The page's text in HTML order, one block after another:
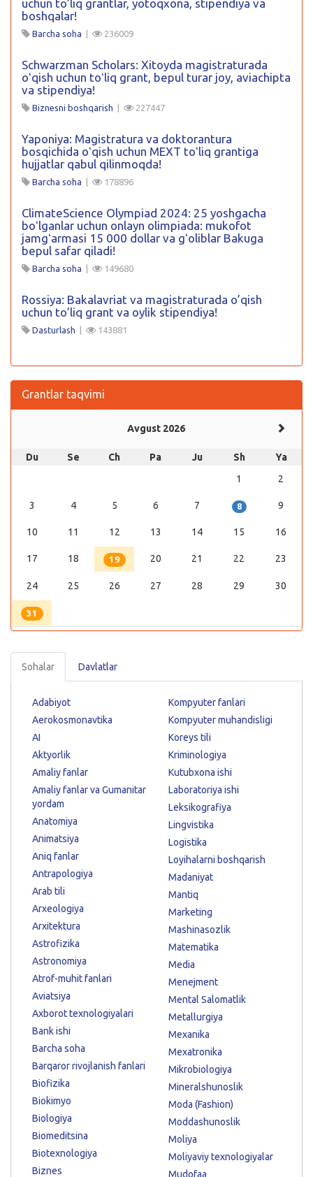
uchun to’liq grantlar, yotoqxona, stipendiya va
boshqalar!
Barcha soha 236009
Schwarzman Scholars: Xitoyda magistraturada
oʻqish uchun toʻliq grant, bepul turar joy, aviachipta
va stipendiya!
Biznesni boshqarish 227447
Yaponiya: Magistratura va doktorantura
bosqichida oʻqish uchun MEXT toʻliq grantiga
hujjatlar qabul qilinmoqda!
Barcha soha 178896
ClimateScience Olympiad 2024: 25 yoshgacha
boʻlganlar uchun onlayn olimpiada: mukofot
jamgʻarmasi 15 000 dollar va gʻoliblar Bakuga
bepul safar qiladi!
Barcha soha 149680
Rossiya: Bakalavriat va magistraturada o’qish
uchun to’liq grant va oylik stipendiya!
Dasturlash 143881
Grantlar taqvimi
Avgust 2026
Du Se Ch Pa Ju Sh
Ya
1
2
3 4 5 6 7 8 9
10 11 12 13 14 15 16
17 18 19 20 21 22 23
24 25 26 27 28 29 30
31
Sohalar Davlatlar
Adabiyot
Aerokosmonavtika
AI
Aktyorlik
Amaliy fanlar
Amaliy fanlar va Gumanitar
yordam
Anatomiya
Animatsiya
Aniq fanlar
Antrapologiya
Arab tili
Arxeologiya
Arxitektura
Astrofizika
Astronomiya
Atrof-muhit fanlari
Aviatsiya
Axborot texnologiyalari
Bank ishi
Barcha soha
Barqaror rivojlanish fanlari
Biofizika
Biokimyo
Biologiya
Biomeditsina
Biotexnologiya
Biznes
Kompyuter fanlari
Kompyuter muhandisligi
Koreys tili
Kriminologiya
Kutubxona ishi
Laboratoriya ishi
Leksikografiya
Lingvistika
Logistika
Loyihalarni boshqarish
Madaniyat
Mantiq
Marketing
Mashinasozlik
Matematika
Media
Menejment
Mental Salomatlik
Metallurgiya
Mexanika
Mexatronika
Mikrobiologiya
Mineralshunoslik
Moda (Fashion)
Moddashunoslik
Moliya
Moliyaviy texnologiyalar
Mudofaa